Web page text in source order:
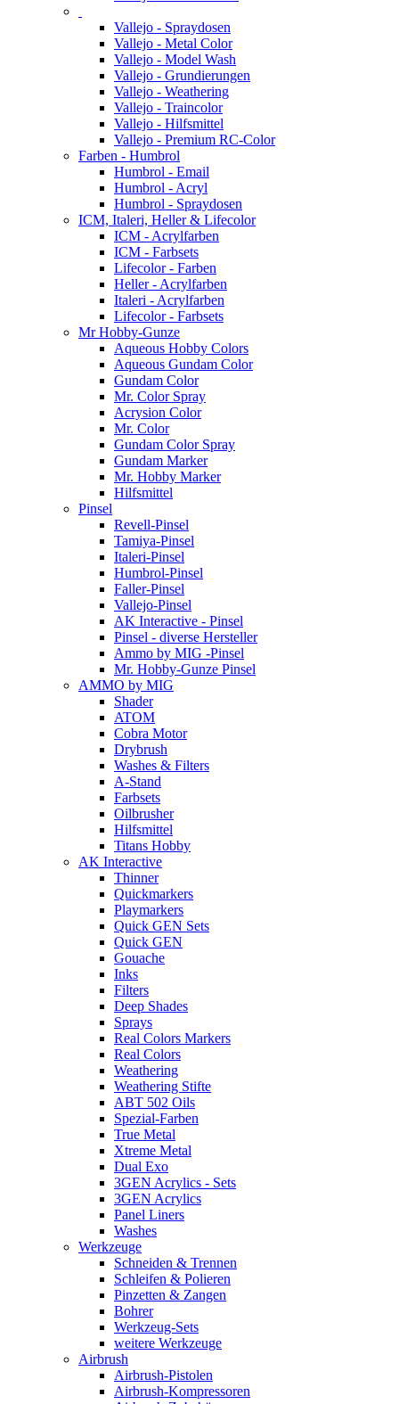
Vallejo - Spraydosen
Vallejo - Metal Color
Vallejo - Model Wash
Vallejo - Grundierungen
Vallejo - Weathering
Vallejo - Traincolor
Vallejo - Hilfsmittel
Vallejo - Premium RC-Color
Farben - Humbrol
Humbrol - Email
Humbrol - Acryl
Humbrol - Spraydosen
ICM, Italeri, Heller & Lifecolor
ICM - Acrylfarben
ICM - Farbsets
Lifecolor - Farben
Heller - Acrylfarben
Italeri - Acrylfarben
Lifecolor - Farbsets
Mr Hobby-Gunze
Aqueous Hobby Colors
Aqueous Gundam Color
Gundam Color
Mr. Color Spray
Acrysion Color
Mr. Color
Gundam Color Spray
Gundam Marker
Mr. Hobby Marker
Hilfsmittel
Pinsel
Revell-Pinsel
Tamiya-Pinsel
Italeri-Pinsel
Humbrol-Pinsel
Faller-Pinsel
Vallejo-Pinsel
AK Interactive - Pinsel
Pinsel - diverse Hersteller
Ammo by MIG -Pinsel
Mr. Hobby-Gunze Pinsel
AMMO by MIG
Shader
ATOM
Cobra Motor
Drybrush
Washes & Filters
A-Stand
Farbsets
Oilbrusher
Hilfsmittel
Titans Hobby
AK Interactive
Thinner
Quickmarkers
Playmarkers
Quick GEN Sets
Quick GEN
Gouache
Inks
Filters
Deep Shades
Sprays
Real Colors Markers
Real Colors
Weathering
Weathering Stifte
ABT 502 Oils
Spezial-Farben
True Metal
Xtreme Metal
Dual Exo
3GEN Acrylics - Sets
3GEN Acrylics
Panel Liners
Washes
Werkzeuge
Schneiden & Trennen
Schleifen & Polieren
Pinzetten & Zangen
Bohrer
Werkzeug-Sets
weitere Werkzeuge
Airbrush
Airbrush-Pistolen
Airbrush-Kompressoren